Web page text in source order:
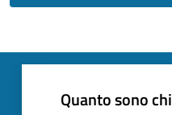
Quanto sono